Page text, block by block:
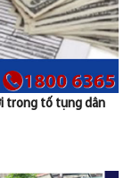
trong tố tụng dân